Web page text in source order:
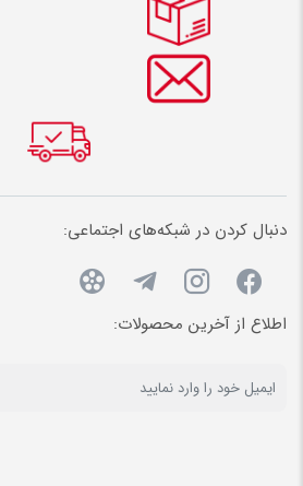
دنبال کردن در شبکه‌های اجتماعی:
اطلاع از آخرین محصولات: